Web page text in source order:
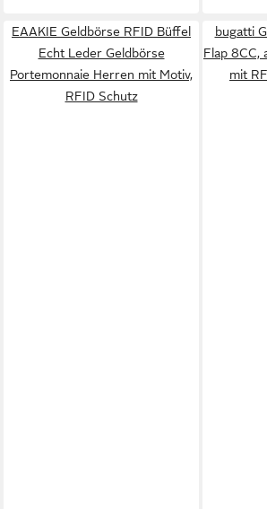
EAAKIE Geldbörse RFID Büffel
Echt Leder Geldbörse
Portemonnaie Herren mit Motiv,
RFID Schutz
bugatti
Flap 8CC,
mit